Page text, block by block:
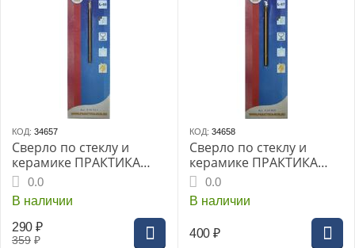
КОД: 34657
Сверло по стеклу и
керамике ПРАКТИКА
Квадро 4мм блистер
(034-953) Эксперт
0.0
В наличии
359 ₽
290 ₽
КОД: 34658
Сверло по стеклу и
керамике ПРАКТИКА
Квадро 5мм блистер
(034-960 Эксперт
0.0
В наличии
400 ₽